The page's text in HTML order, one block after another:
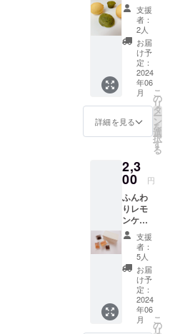
Kome-
Kona〜」は
市販のグル
テンフリー
焼き菓子に
満足いって
全国にも多
たグルテン
アレルギー
やグルテン
不耐性、
全くそうで
ない人でも
美味しく笑
顔になれる
全国に届け
たいという
意書きをご確認
ください。
４個
セット
：抹茶
のみ ：
プレー
ンのみ
：抹茶
＆プ
レーン
原材料
及び添
加物等
お届け
商品の
ラベル
に表記
されま
す。 商
品開封
前には
必ずお
届けの
リター
ンに貼
付され
たラベ
ルや注
支援
者：
2人
お届
け予
定：
2024
年06
月
詳細を見る
こ
の
リ
タ
ー
ン
を
選
択
す
る
2,3
00 円
ふんわ
りレモ
ンケー
キとレ
モン香
るガ
トー
ショコ
ラの詰
め合わ
せです
当店人
支援
者：
5人
お届
け予
定：
2024
年06
月
こ
の
リ